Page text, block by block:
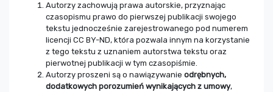
Autorzy zachowują prawa autorskie, przyznając
czasopismu prawo do pierwszej publikacji swojego
tekstu jednocześnie zarejestrowanego pod numerem
licencji CC BY-ND, która pozwala innym na korzystanie
z tego tekstu z uznaniem autorstwa tekstu oraz
pierwotnej publikacji w tym czasopiśmie.
Autorzy proszeni są o nawiązywanie odrębnych,
dodatkowych porozumień wynikających z umowy,